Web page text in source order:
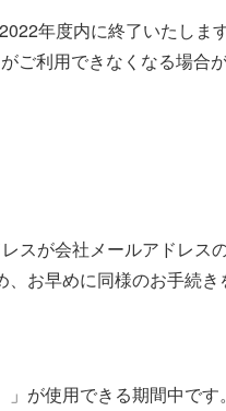
年度内に終了いたします
利用できなくなる場合が
スが会社メールアドレス
お早めに同様のお手続き
が使用できる期間中です。